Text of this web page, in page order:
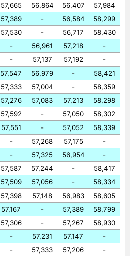
57,665
57,389
57,530
-
-
57,547
57,333
57,276
57,592
57,551
-
-
57,587
57,509
57,398
57,167
57,306
-
-
56,864
-
-
56,961
57,137
56,979
57,004
57,083
-
-
57,268
57,325
57,244
57,056
57,148
-
-
57,231
57,333
56,407
56,584
56,717
57,218
57,192
-
-
57,213
57,050
57,052
57,175
56,954
-
-
56,983
57,389
57,267
57,147
57,206
57,984
58,299
58,430
-
-
58,421
58,359
58,298
58,302
58,339
-
-
58,417
58,334
58,605
58,799
58,930
-
-